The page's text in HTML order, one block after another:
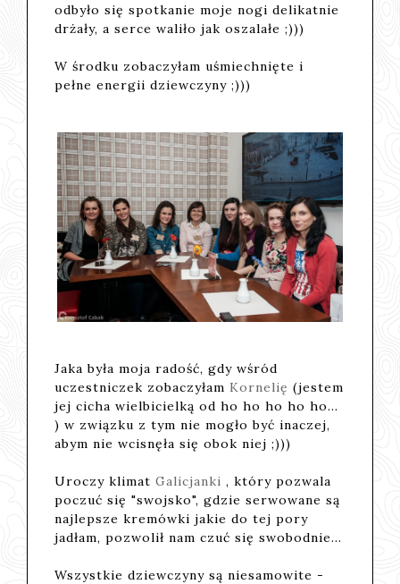
odbyło się spotkanie moje nogi delikatnie
drżały, a serce waliło jak oszalałe ;)))
W środku zobaczyłam uśmiechnięte i
pełne energii dziewczyny ;)))
Jaka była moja radość, gdy wśród
uczestniczek zobaczyłam Kornelię (jestem
jej cicha wielbicielką od ho ho ho ho ho...
) w związku z tym nie mogło być inaczej,
abym nie wcisnęła się obok niej ;)))
Uroczy klimatGalicjanki, który pozwala
poczuć się "swojsko", gdzie serwowane są
najlepsze kremówki jakie do tej pory
jadłam, pozwolił nam czuć się swobodnie...
Wszystkie dziewczyny są niesamowite -